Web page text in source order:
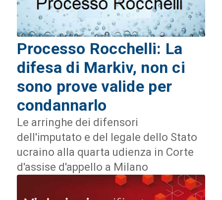
Processo Rocchelli: La
difesa di Markiv, non ci
sono prove valide per
condannarlo
Le arringhe dei difensori
dell'imputato e del legale dello Stato
ucraino alla quarta udienza in Corte
d'assise d'appello a Milano